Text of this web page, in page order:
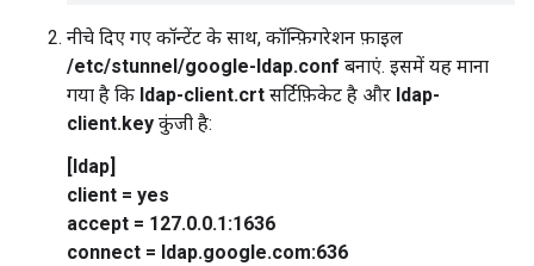
नीचे दिए गए कॉन्टेंट के साथ, कॉन्फ़िगरेशन फ़ाइल
/etc/stunnel/google-ldap.conf बनाएं. इसमें यह माना
गया है कि ldap-client.crt सर्टिफ़िकेट है और ldap-
client.key कुंजी है:
[ldap]
client = yes
accept = 127.0.0.1:1636
connect = ldap.google.com:636